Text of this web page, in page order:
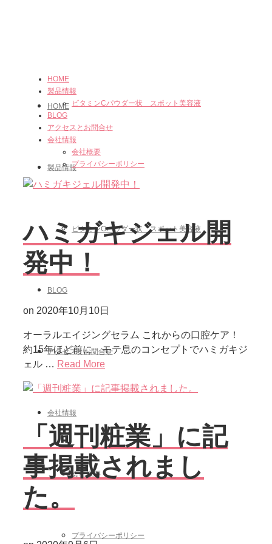
HOME
製品情報
ビタミンCパウダー状 スポット美容液
BLOG
アクセスとお問合せ
会社情報
会社概要
プライバシーポリシー
HOME
製品情報
ビタミンCパウダー状 スポット美容液
BLOG
アクセスとお問合せ
会社情報
会社概要
プライバシーポリシー
ハミガキジェル開
発中！
on 2020年10月10日
オーラルエイジングセラム これからの口腔ケア！
約15年ほど前に、モテ息のコンセプトでハミガキジ
ェル … Read More
「週刊粧業」に記
事掲載されまし
た。